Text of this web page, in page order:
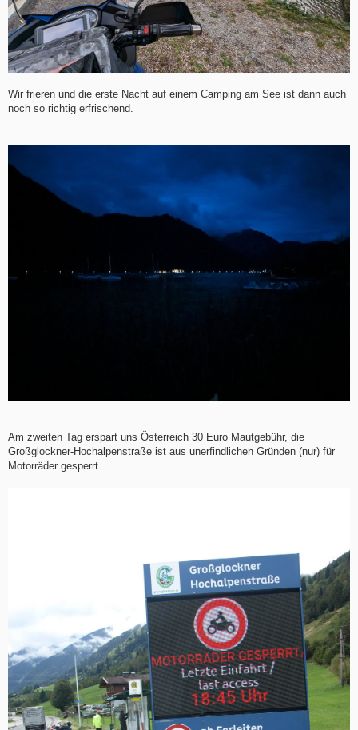
Wir frieren und die erste Nacht auf einem Camping am See ist dann auch
noch so richtig erfrischend.
Am zweiten Tag erspart uns Österreich 30 Euro Mautgebühr, die
Großglockner-Hochalpenstraße ist aus unerfindlichen Gründen (nur) für
Motorräder gesperrt.